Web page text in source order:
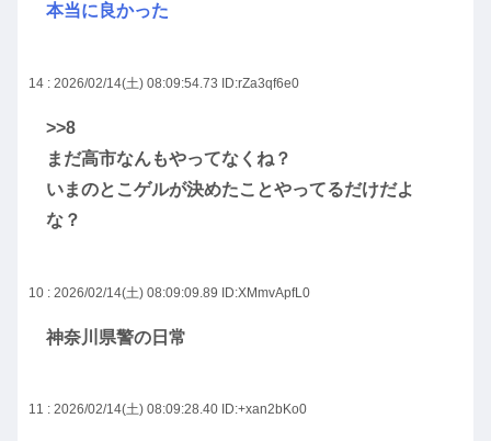
本当に良かった
14 : 2026/02/14(土) 08:09:54.73 ID:rZa3qf6e0
>>8
まだ高市なんもやってなくね？
いまのとこゲルが決めたことやってるだけだよ
な？
10 : 2026/02/14(土) 08:09:09.89 ID:XMmvApfL0
神奈川県警の日常
11 : 2026/02/14(土) 08:09:28.40 ID:+xan2bKo0